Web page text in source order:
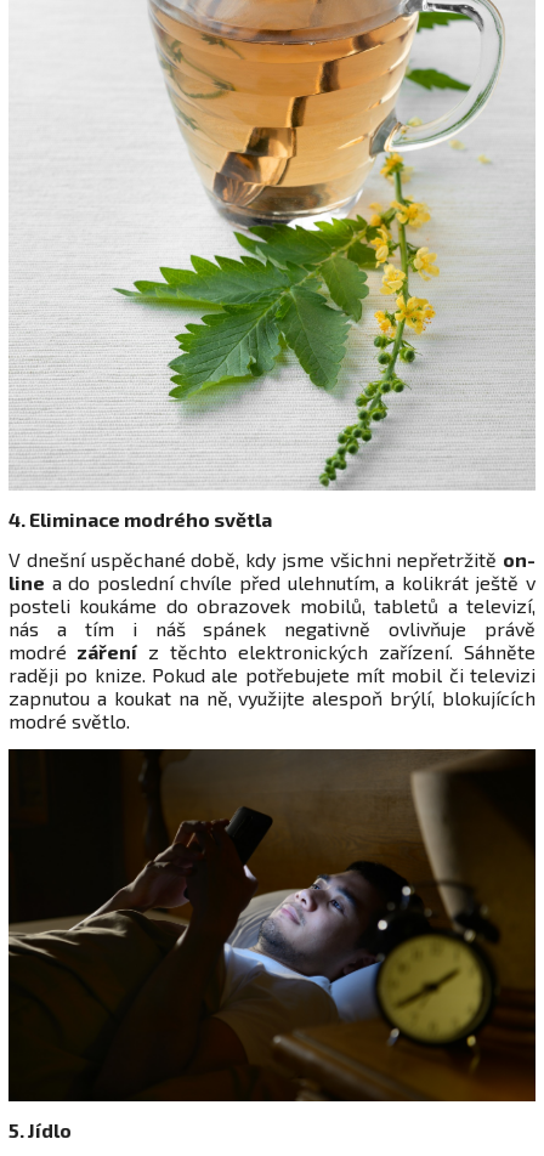
4. Eliminace modrého světla
V dnešní uspěchané době, kdy jsme všichni nepřetržitě on-
line a do poslední chvíle před ulehnutím, a kolikrát ještě v
posteli koukáme do obrazovek mobilů, tabletů a televizí,
nás a tím i náš spánek negativně ovlivňuje právě
modré záření z těchto elektronických zařízení. Sáhněte
raději po knize. Pokud ale potřebujete mít mobil či televizi
zapnutou a koukat na ně, využijte alespoň brýlí, blokujících
modré světlo.
5. Jídlo